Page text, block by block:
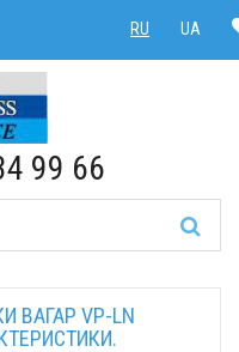
UA
RU UA
RU
99 66
ВАГАР VP-LN